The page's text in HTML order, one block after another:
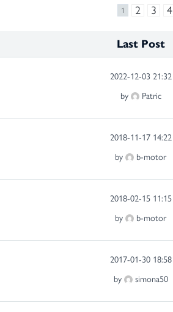
1 2 3 4
Last Post
2022-12-03 21:32
by
Patric
2018-11-17 14:22
by
b-motor
2018-02-15 11:15
by
b-motor
2017-01-30 18:58
by
simona50